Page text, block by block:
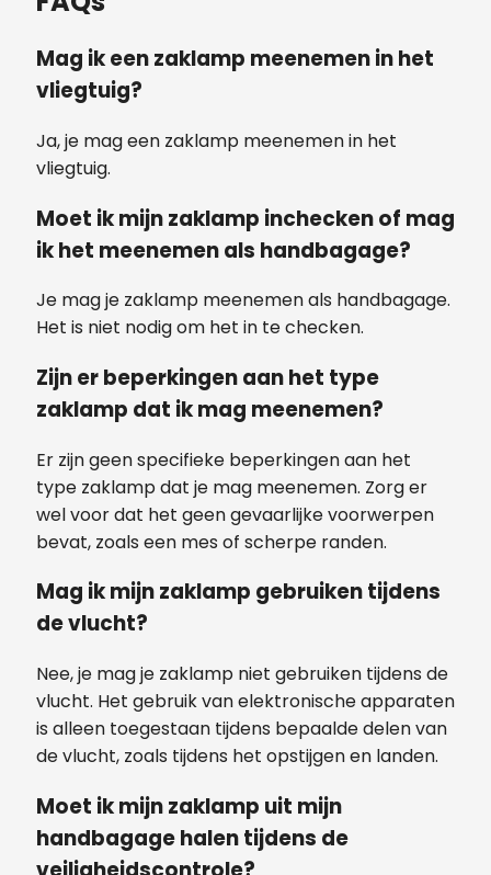
Mag ik een zaklamp meenemen in het
vliegtuig?
Ja, je mag een zaklamp meenemen in het
vliegtuig.
Moet ik mijn zaklamp inchecken of mag
ik het meenemen als handbagage?
Je mag je zaklamp meenemen als handbagage.
Het is niet nodig om het in te checken.
Zijn er beperkingen aan het type
zaklamp dat ik mag meenemen?
Er zijn geen specifieke beperkingen aan het
type zaklamp dat je mag meenemen. Zorg er
wel voor dat het geen gevaarlijke voorwerpen
bevat, zoals een mes of scherpe randen.
Mag ik mijn zaklamp gebruiken tijdens
de vlucht?
Nee, je mag je zaklamp niet gebruiken tijdens de
vlucht. Het gebruik van elektronische apparaten
is alleen toegestaan tijdens bepaalde delen van
de vlucht, zoals tijdens het opstijgen en landen.
Moet ik mijn zaklamp uit mijn
handbagage halen tijdens de